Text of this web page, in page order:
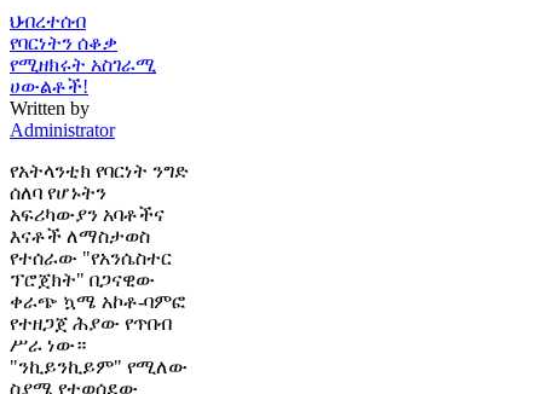
ህብረተሰብ
የባርነትን ሰቆቃ
የሚዘክሩት አስገራሚ
ሀውልቶች!
Written by
Administrator
የአትላንቲክ የባርነት ንግድ
ሰለባ የሆኑትን
አፍሪካውያን አባቶችና
እናቶች ለማስታወስ
የተሰራው "የአንሴስተር
ፕሮጀክት" በጋናዊው
ቀራጭ ኳሜ አኮቶ-ባምፎ
የተዘጋጀ ሕያው የጥበብ
ሥራ ነው።
"ንኪይንኪይም" የሚለው
ስያሜ የተወሰደው